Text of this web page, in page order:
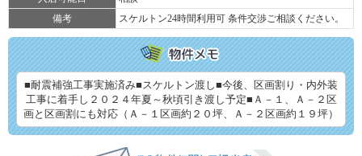
備考
スケルトン24時間利用可 条件交渉ご相談ください。
■耐震補強工事実施済み■スケルトン渡し■今後、区画割り・内外装
工事に着手し２０２４年夏～秋頃引き渡し予定■Ａ－１、Ａ－２区
画と区画割にも対応（Ａ－１区画約２０坪、Ａ－２区画約１９坪）